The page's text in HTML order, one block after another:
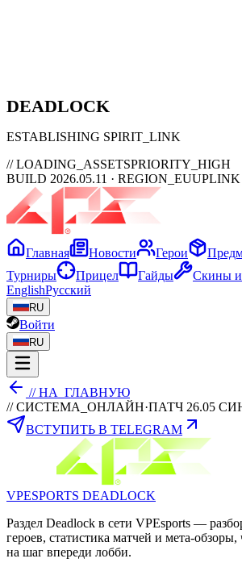
DEADLOCK
ESTABLISHING SPIRIT_LINK
// LOADING_ASSETSPRIORITY_HIGH
BUILD 2026.05.11 · REGION_EUUPLINK
Главная Новости Герои
Турниры
Прицел Гайды
Скины
EnglishРусский
RU
Войти
RU
// НА_ГЛАВНУЮ
// СИСТЕМА_ОНЛАЙН·ПАТЧ 26.05
ВСТУПИТЬ В TELEGRAM
VPESPORTS DEADLOCK
Раздел Deadlock в сети VPEsports —
героев, статистика матчей и мета-
на шаг впереди лобби.